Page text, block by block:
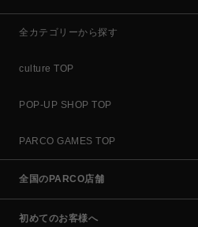
全カテゴリーから探す
culture TOP
POP-UP SHOP TOP
PARCO GAMES TOP
全国のPARCO店舗
初めてのお客様へ